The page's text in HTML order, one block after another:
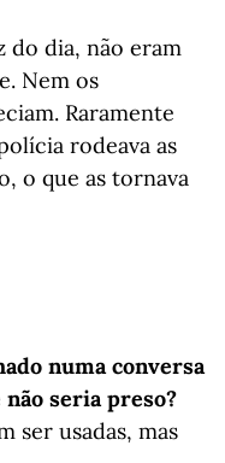
do dia, não eram
Nem os
Raramente
rodeava as
o que as tornava
numa conversa
seria preso?
ser usadas, mas